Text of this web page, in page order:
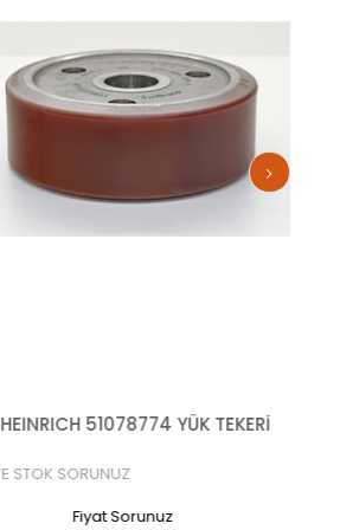
51078774 YÜK TEKERİ
STOK SORUNUZ
Fiyat Sorunuz